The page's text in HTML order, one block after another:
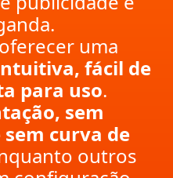
uma
fácil de
para uso.
sem
curva de
outros